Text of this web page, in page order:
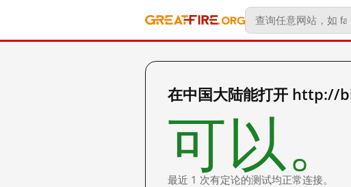
在中国大陆能打开 http://
可以。
最近 1 次有定论的测试均正常连接。